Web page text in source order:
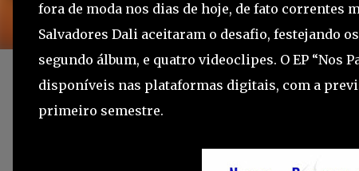
fora de moda nos dias de hoje, de fato
Salvadores Dali aceitaram o desafio, festejando
segundo álbum, e quatro videoclipes. O EP “Nos
disponíveis nas plataformas digitais, com a
primeiro semestre.